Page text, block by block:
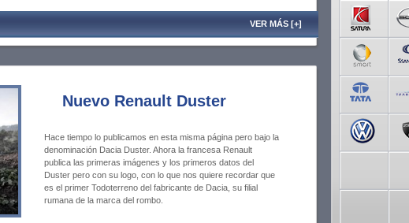
VER MÁS [+]
Nuevo Renault Duster
Hace tiempo lo publicamos en esta misma página pero bajo la
denominación Dacia Duster. Ahora la francesa Renault
publica las primeras imágenes y los primeros datos del
Duster pero con su logo, con lo que nos quiere recordar que
es el primer Todoterreno del fabricante de Dacia, su filial
rumana de la marca del rombo.